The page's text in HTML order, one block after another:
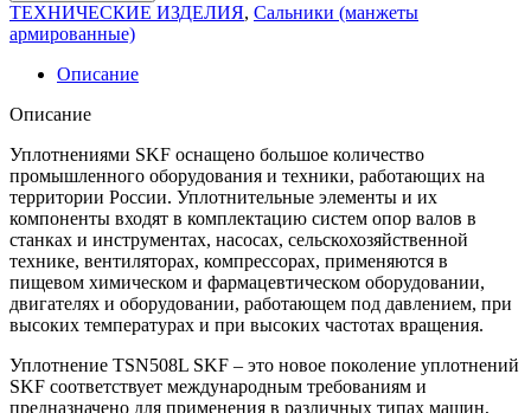
ТЕХНИЧЕСКИЕ ИЗДЕЛИЯ, Сальники (манжеты
армированные)
Описание
Описание
Уплотнениями SKF оснащено большое количество
промышленного оборудования и техники, работающих на
территории России. Уплотнительные элементы и их
компоненты входят в комплектацию систем опор валов в
станках и инструментах, насосах, сельскохозяйственной
технике, вентиляторах, компрессорах, применяются в
пищевом химическом и фармацевтическом оборудовании,
двигателях и оборудовании, работающем под давлением, при
высоких температурах и при высоких частотах вращения.
Уплотнение TSN508L SKF – это новое поколение уплотнений
SKF соответствует международным требованиям и
предназначено для применения в различных типах машин,